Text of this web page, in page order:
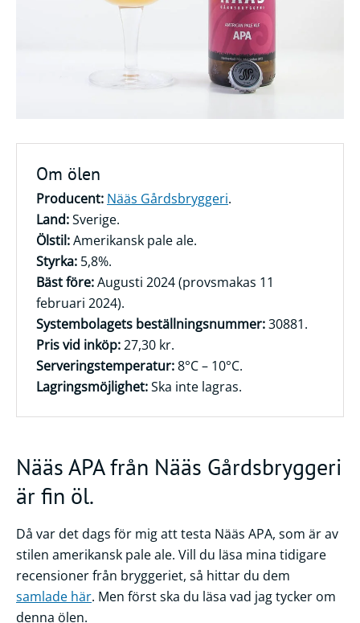
Om ölen
Producent: Nääs Gårdsbryggeri.
Land:Sverige.
Ölstil:Amerikansk pale ale.
Styrka: 5,8%.
Bäst före:Augusti 2024 (provsmakas 11
februari 2024).
Systembolagets beställningsnummer:30881.
Pris vid inköp:27,30 kr.
Serveringstemperatur:8°C – 10°C.
Lagringsmöjlighet:Ska inte lagras.
Nääs APA från Nääs Gårdsbryggeri
är fin öl.
Då var det dags för mig att testa Nääs APA, som är av
stilen amerikansk pale ale. Vill du läsa mina tidigare
recensioner från bryggeriet, så hittar du dem
samlade här. Men först ska du läsa vad jag tycker om
denna ölen.